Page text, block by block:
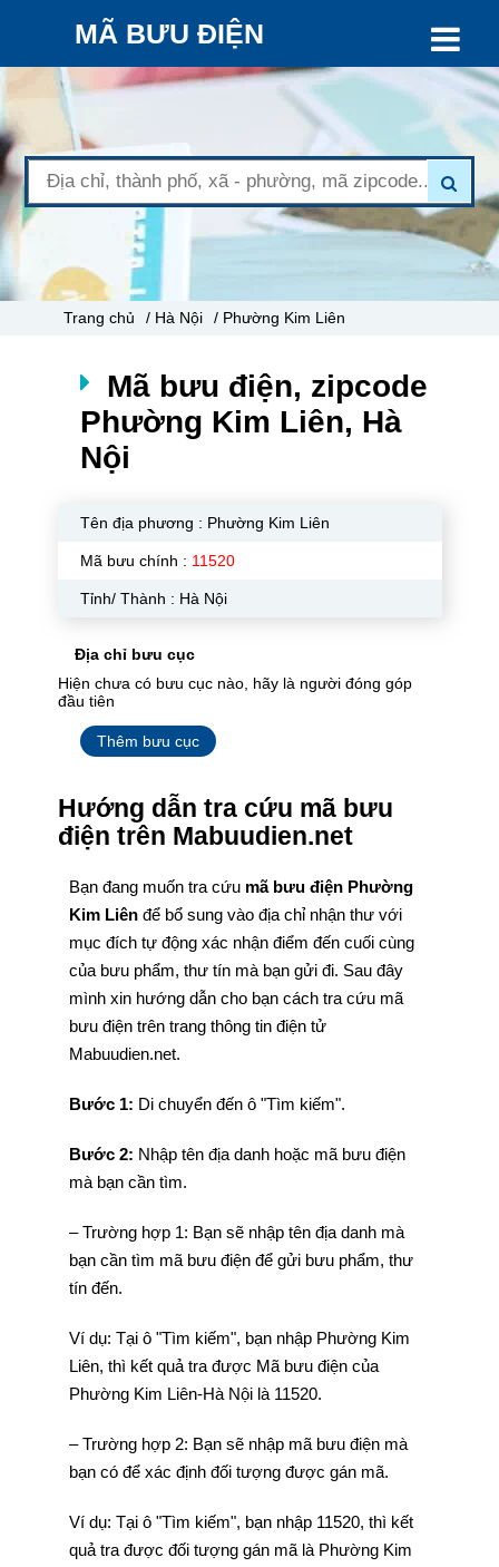
MÃ BƯU ĐIỆN
Trang chủ / Hà Nội / Phường Kim Liên
Mã bưu điện, zipcode
Phường Kim Liên, Hà
Nội
Tên địa phương : Phường Kim Liên
Mã bưu chính : 11520
Tỉnh/ Thành : Hà Nội
Địa chỉ bưu cục
Hiện chưa có bưu cục nào, hãy là người đóng góp
đầu tiên
Thêm bưu cục
Hướng dẫn tra cứu mã bưu
điện trên Mabuudien.net
Bạn đang muốn tra cứu mã bưu điện Phường
Kim Liên để bổ sung vào địa chỉ nhận thư với
mục đích tự động xác nhận điểm đến cuối cùng
của bưu phẩm, thư tín mà bạn gửi đi. Sau đây
mình xin hướng dẫn cho bạn cách tra cứu mã
bưu điện trên trang thông tin điện tử
Mabuudien.net.
Bước 1: Di chuyển đến ô "Tìm kiếm".
Bước 2: Nhập tên địa danh hoặc mã bưu điện
mà bạn cần tìm.
– Trường hợp 1: Bạn sẽ nhập tên địa danh mà
bạn cần tìm mã bưu điện để gửi bưu phẩm, thư
tín đến.
Ví dụ: Tại ô "Tìm kiếm", bạn nhập Phường Kim
Liên, thì kết quả tra được Mã bưu điện của
Phường Kim Liên-Hà Nội là 11520.
– Trường hợp 2: Bạn sẽ nhập mã bưu điện mà
bạn có để xác định đối tượng được gán mã.
Ví dụ: Tại ô "Tìm kiếm", bạn nhập 11520, thì kết
quả tra được đối tượng gán mã là Phường Kim